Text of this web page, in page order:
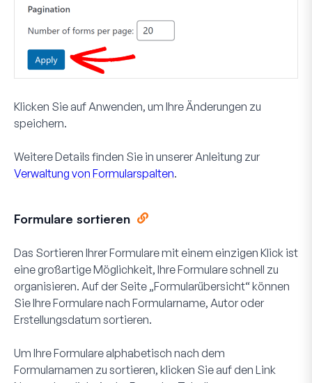
Klicken Sie aufAnwenden, um Ihre Änderungen zu
speichern.
Weitere Details finden Sie in unserer Anleitung zur
Verwaltung von Formularspalten.
Formulare sortieren
Das Sortieren Ihrer Formulare mit einem einzigen Klick ist
eine großartige Möglichkeit, Ihre Formulare schnell zu
organisieren. Auf der Seite „Formularübersicht“ können
Sie Ihre Formulare nach Formularname, Autor oder
Erstellungsdatum sortieren.
Um Ihre Formulare alphabetisch nach dem
Formularnamen zu sortieren, klicken Sie auf den Link